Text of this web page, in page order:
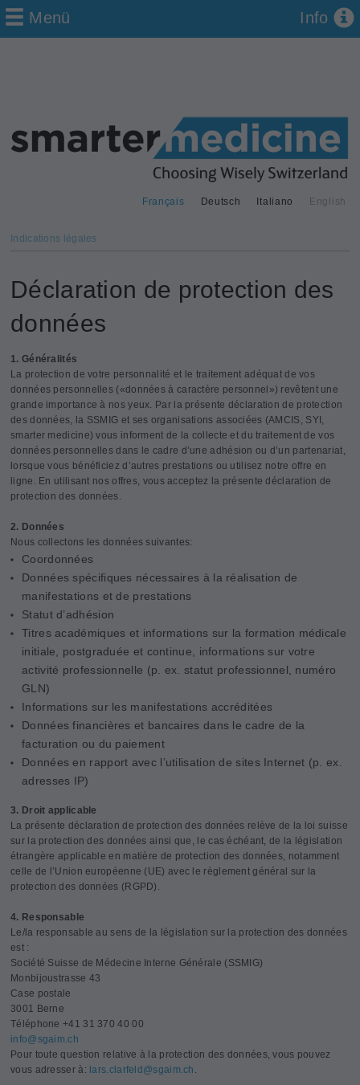
Deutsch
Français Italiano English
Menü Info
Indications légales
Déclaration de protection des
données
1. Généralités
La protection de votre personnalité et le traitement adéquat de vos
données personnelles («données à caractère personnel») revêtent une
grande importance à nos yeux. Par la présente déclaration de protection
des données, la SSMIG et ses organisations associées (AMCIS, SYI,
smarter medicine) vous informent de la collecte et du traitement de vos
données personnelles dans le cadre d’une adhésion ou d’un partenariat,
lorsque vous bénéficiez d’autres prestations ou utilisez notre offre en
ligne. En utilisant nos offres, vous acceptez la présente déclaration de
protection des données.
2. Données
Nous collectons les données suivantes:
Coordonnées
Données spécifiques nécessaires à la réalisation de
manifestations et de prestations
Statut d’adhésion
Titres académiques et informations sur la formation médicale
initiale, postgraduée et continue, informations sur votre
activité professionnelle (p. ex. statut professionnel, numéro
GLN)
Informations sur les manifestations accréditées
Données financières et bancaires dans le cadre de la
facturation ou du paiement
Données en rapport avec l’utilisation de sites Internet (p. ex.
adresses IP)
3. Droit applicable
La présente déclaration de protection des données relève de la loi suisse
sur la protection des données ainsi que, le cas échéant, de la législation
étrangère applicable en matière de protection des données, notamment
celle de l’Union européenne (UE) avec le règlement général sur la
protection des données (RGPD).
4. Responsable
Le/la responsable au sens de la législation sur la protection des données
est :
Société Suisse de Médecine Interne Générale (SSMIG)
Monbijoustrasse 43
Case postale
3001 Berne
Téléphone +41 31 370 40 00
info@sgaim.ch
Pour toute question relative à la protection des données, vous pouvez
vous adresser à: lars.clarfeld@sgaim.ch .